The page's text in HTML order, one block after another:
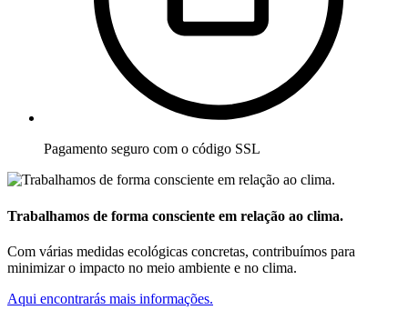
Pagamento seguro com o código SSL
Trabalhamos de forma consciente em relação ao clima.
Com várias medidas ecológicas concretas, contribuímos para
minimizar o impacto no meio ambiente e no clima.
Aqui encontrarás mais informações.